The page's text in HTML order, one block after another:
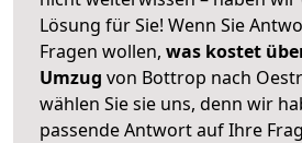
Lösung für Sie! Wenn Sie
Fragen wollen, was kostet
Umzug von Bottrop nach
wählen Sie sie uns, denn wir
passende Antwort auf Ihre